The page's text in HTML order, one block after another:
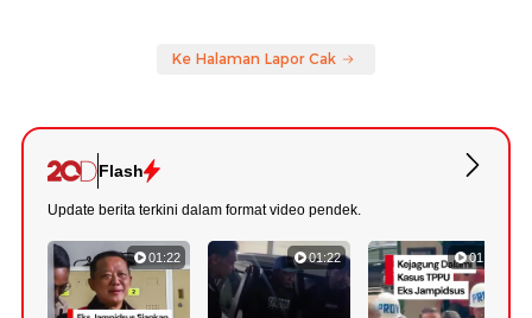
Ke Halaman Lapor Cak
Flash
Update berita terkini dalam format video pendek.
01:22 01:22 01:18